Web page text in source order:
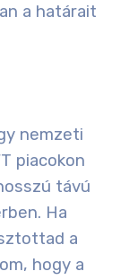
a határait
nemzeti
piacokon
távú
Ha
a
hogy a